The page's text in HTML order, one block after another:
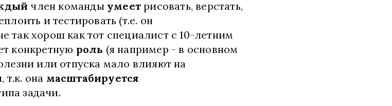
член команды умеет рисовать, верстать,
и тестировать (т.е. он
так хорош как тот специалист с 10-летним
конкретную роль (я например - в основном
или отпуска мало влияют на
т.к. она масштабируется
задачи.